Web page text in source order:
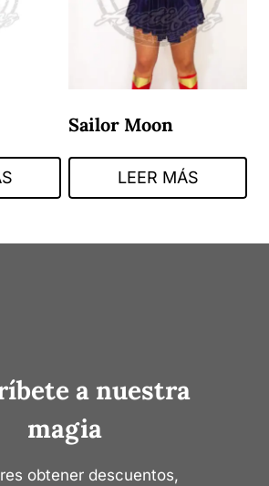
Sailor Moon
LEER MÁS
a nuestra
magia
obtener descuentos,